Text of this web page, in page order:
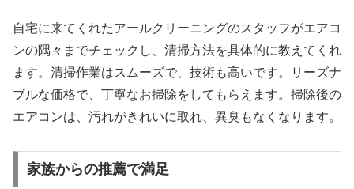
自宅に来てくれたアールクリーニングのスタッフがエアコ
ンの隅々までチェックし、清掃方法を具体的に教えてくれ
ます。清掃作業はスムーズで、技術も高いです。リーズナ
ブルな価格で、丁寧なお掃除をしてもらえます。掃除後の
エアコンは、汚れがきれいに取れ、異臭もなくなります。
家族からの推薦で満足